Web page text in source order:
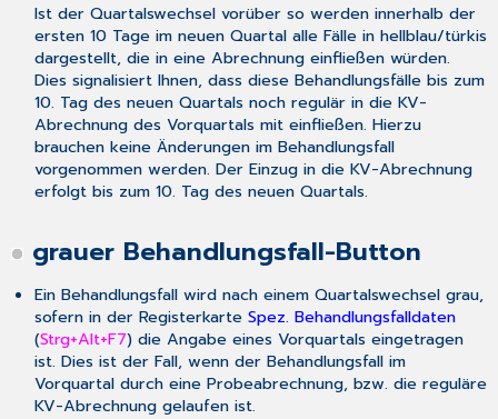
Ist der Quartalswechsel vorüber so werden innerhalb der
ersten 10 Tage im neuen Quartal alle Fälle in hellblau/türkis
dargestellt, die in eine Abrechnung einfließen würden.
Dies signalisiert Ihnen, dass diese Behandlungsfälle bis zum
10. Tag des neuen Quartals noch regulär in die KV-
Abrechnung des Vorquartals mit einfließen. Hierzu
brauchen keine Änderungen im Behandlungsfall
vorgenommen werden. Der Einzug in die KV-Abrechnung
erfolgt bis zum 10. Tag des neuen Quartals.
grauer Behandlungsfall-Button
Ein Behandlungsfall wird nach einem Quartalswechsel grau,
sofern in der Registerkarte Spez. Behandlungsfalldaten
(Strg+Alt+F7) die Angabe eines Vorquartals eingetragen
ist. Dies ist der Fall, wenn der Behandlungsfall im
Vorquartal durch eine Probeabrechnung, bzw. die reguläre
KV-Abrechnung gelaufen ist.